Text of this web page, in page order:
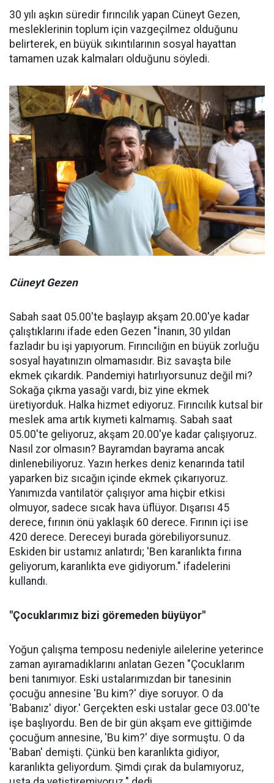
30 yılı aşkın süredir fırıncılık yapan Cüneyt Gezen,
mesleklerinin toplum için vazgeçilmez olduğunu
belirterek, en büyük sıkıntılarının sosyal hayattan
tamamen uzak kalmaları olduğunu söyledi.
Cüneyt Gezen
Sabah saat 05.00'te başlayıp akşam 20.00'ye kadar
çalıştıklarını ifade eden Gezen "İnanın, 30 yıldan
fazladır bu işi yapıyorum. Fırıncılığın en büyük zorluğu
sosyal hayatınızın olmamasıdır. Biz savaşta bile
ekmek çıkardık. Pandemiyi hatırlıyorsunuz değil mi?
Sokağa çıkma yasağı vardı, biz yine ekmek
üretiyorduk. Halka hizmet ediyoruz. Fırıncılık kutsal bir
meslek ama artık kıymeti kalmamış. Sabah saat
05.00'te geliyoruz, akşam 20.00'ye kadar çalışıyoruz.
Nasıl zor olmasın? Bayramdan bayrama ancak
dinlenebiliyoruz. Yazın herkes deniz kenarında tatil
yaparken biz sıcağın içinde ekmek çıkarıyoruz.
Yanımızda vantilatör çalışıyor ama hiçbir etkisi
olmuyor, sadece sıcak hava üflüyor. Dışarısı 45
derece, fırının önü yaklaşık 60 derece. Fırının içi ise
420 derece. Dereceyi burada görebiliyorsunuz.
Eskiden bir ustamız anlatırdı; 'Ben karanlıkta fırına
geliyorum, karanlıkta eve gidiyorum." ifadelerini
kullandı.
"Çocuklarımız bizi göremeden büyüyor"
Yoğun çalışma temposu nedeniyle ailelerine yeterince
zaman ayıramadıklarını anlatan Gezen "Çocuklarım
beni tanımıyor. Eski ustalarımızdan bir tanesinin
çocuğu annesine 'Bu kim?' diye soruyor. O da
'Babanız' diyor.' Gerçekten eski ustalar gece 03.00'te
işe başlıyordu. Ben de bir gün akşam eve gittiğimde
çocuğum annesine, 'Bu kim?' diye sormuştu. O da
'Baban' demişti. Çünkü ben karanlıkta gidiyor,
karanlıkta geliyordum. Şimdi çırak da bulamıyoruz,